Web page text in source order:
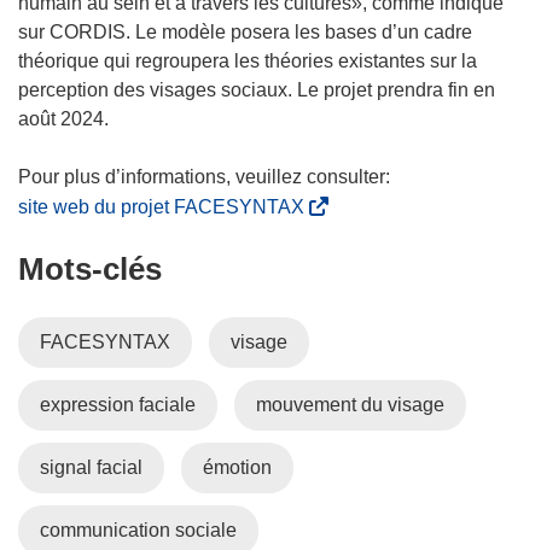
t
r
e
)
sur CORDIS. Le modèle posera les bases d’un cadre
théorique qui regroupera les théories existantes sur la
perception des visages sociaux. Le projet prendra fin en
août 2024.
site web du projet FACESYNTAX
e
Mots‑clés
FACESYNTAX visage
expression faciale mouvement du visage
signal facial émotion
communication sociale